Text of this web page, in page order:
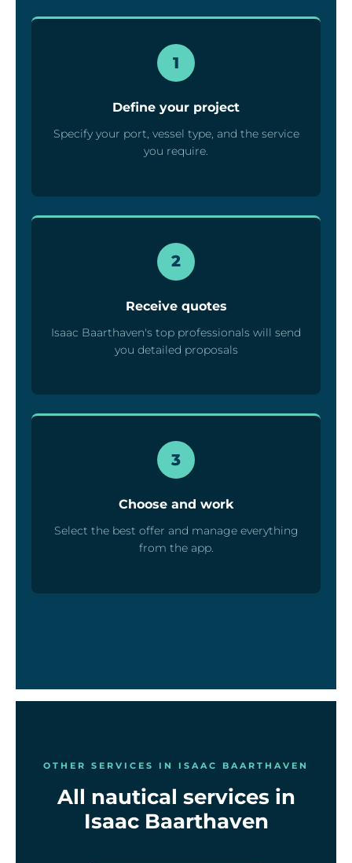
1
Define your project
Specify your port, vessel type, and the service
you require.
2
Receive quotes
Isaac Baarthaven's top professionals will send
you detailed proposals
3
Choose and work
Select the best offer and manage everything
from the app.
OTHER SERVICES IN ISAAC BAARTHAVEN
All nautical services in
Isaac Baarthaven